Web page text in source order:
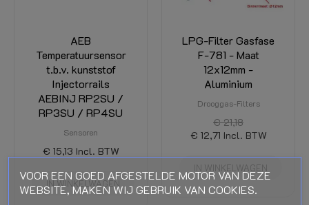
AEB
Temperatuursensor
t.b.v. kunststof
Injectorrails
AEBINJ RP2SU /
RP3SU / RP4SU
Sensoren
€ 15,13 Incl. BTW
IN WINKELWAGEN
LPG-Filter Gasfase
F-781 - Maat
12x12mm -
Aluminium
Drooggas-Filters
€ 21,18
€ 12,71 Incl. BTW
IN WINKELWAGEN
VOOR EEN GOED AFGESTELDE MOTOR VAN DEZE
WEBSITE, MAKEN WIJ GEBRUIK VAN COOKIES.